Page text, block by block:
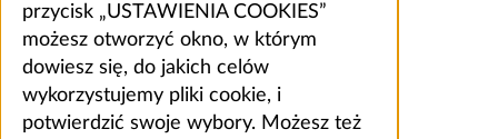
przycisk „USTAWIENIA COOKIES”
możesz otworzyć okno, w którym
dowiesz się, do jakich celów
wykorzystujemy pliki cookie, i
potwierdzić swoje wybory. Możesz też